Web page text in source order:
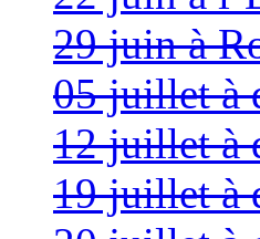
29 juin à
05 juillet à
12 juillet à
19 juillet à